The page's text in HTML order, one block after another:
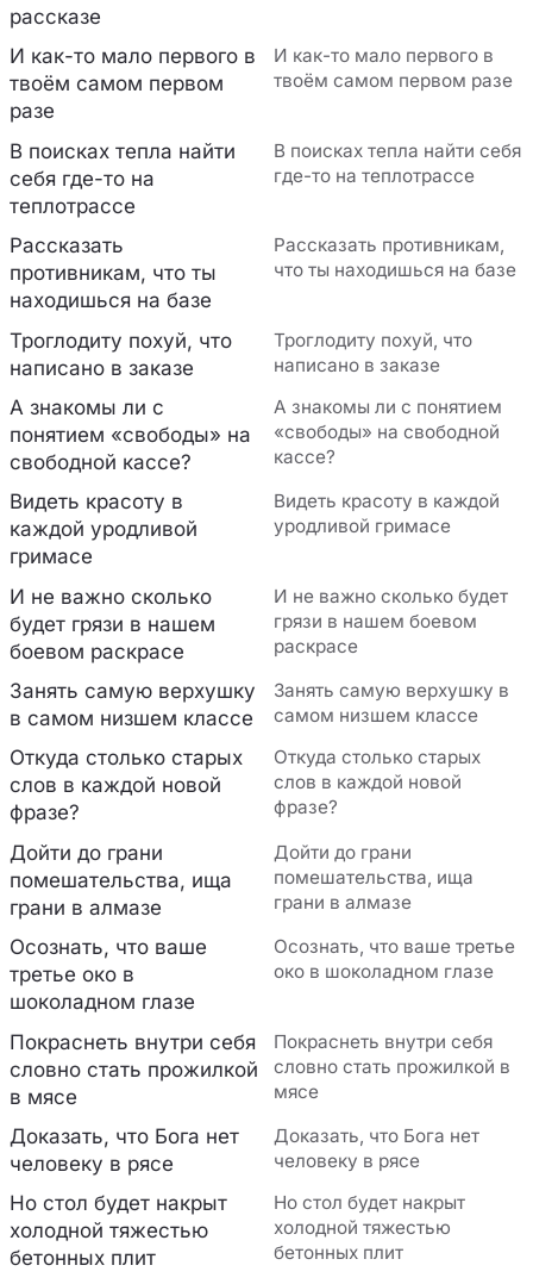
рассказе
И как-то мало первого в
твоём самом первом
разе
И как-то мало первого в
твоём самом первом разе
В поисках тепла найти
себя где-то на
теплотрассе
В поисках тепла найти себя
где-то на теплотрассе
Рассказать
противникам, что ты
находишься на базе
Рассказать противникам,
что ты находишься на базе
Троглодиту похуй, что
написано в заказе
Троглодиту похуй, что
написано в заказе
А знакомы ли с
понятием «свободы» на
свободной кассе?
А знакомы ли с понятием
«свободы» на свободной
кассе?
Видеть красоту в
каждой уродливой
гримасе
Видеть красоту в каждой
уродливой гримасе
И не важно сколько
будет грязи в нашем
боевом раскрасе
И не важно сколько будет
грязи в нашем боевом
раскрасе
Занять самую верхушку
в самом низшем классе
Занять самую верхушку в
самом низшем классе
Откуда столько старых
слов в каждой новой
фразе?
Откуда столько старых
слов в каждой новой
фразе?
Дойти до грани
помешательства, ища
грани в алмазе
Дойти до грани
помешательства, ища
грани в алмазе
Осознать, что ваше
третье око в
шоколадном глазе
Осознать, что ваше третье
око в шоколадном глазе
Покраснеть внутри себя
словно стать прожилкой
в мясе
Покраснеть внутри себя
словно стать прожилкой в
мясе
Доказать, что Бога нет
человеку в рясе
Доказать, что Бога нет
человеку в рясе
Но стол будет накрыт
холодной тяжестью
бетонных плит
Но стол будет накрыт
холодной тяжестью
бетонных плит